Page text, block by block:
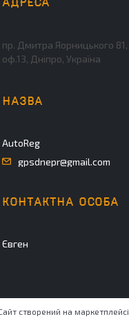
пр. Дмитра Яорницького 81,
оф.13, Дніпро, Україна
AutoReg
gpsdnepr@gmail.com
Євген
створений на маркетплейсі